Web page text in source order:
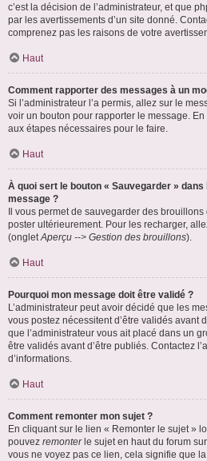
c’est la décision de l’administrateur, et que
par les avertissements d’un site donné.
comprenez pas les raisons de votre
Haut
Comment rapporter des messages à un
Si l’administrateur l’a permis, allez sur le
voir un bouton pour rapporter le message.
aux étapes nécessaires pour le faire.
Haut
À quoi sert le bouton « Sauvegarder »
message ?
Il vous permet de sauvegarder des
poster ultérieurement. Pour les recharger,
(ongletAperçu --> Gestion des brouillons).
Haut
Pourquoi mon message doit être validé ?
L’administrateur peut avoir décidé que les
vous postez nécessitent d’être validés avant
que l’administrateur vous ait placé dans un
être validés avant d’être publiés. Contactez
d’informations.
Haut
Comment remonter mon sujet ?
En cliquant sur le lien « Remonter le sujet »
pouvez remonterle sujet en haut du forum
vous ne voyez pas ce lien, cela signifie que